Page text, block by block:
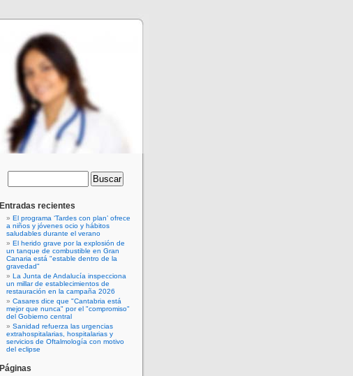
Entradas recientes
El programa ‘Tardes con plan’ ofrece
a niños y jóvenes ocio y hábitos
saludables durante el verano
El herido grave por la explosión de
un tanque de combustible en Gran
Canaria está "estable dentro de la
gravedad"
La Junta de Andalucía inspecciona
un millar de establecimientos de
restauración en la campaña 2026
Casares dice que "Cantabria está
mejor que nunca" por el "compromiso"
del Gobierno central
Sanidad refuerza las urgencias
extrahospitalarias, hospitalarias y
servicios de Oftalmología con motivo
del eclipse
Páginas